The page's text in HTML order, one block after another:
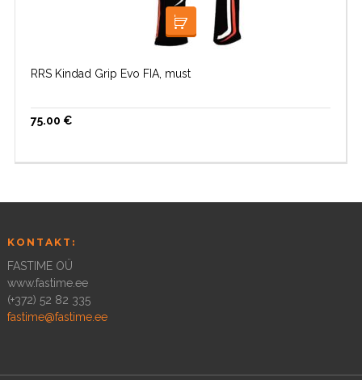
VALI
RRS Kindad Grip Evo FIA, must
75.00 €
KONTAKT:
FASTIME OÜ
www.fastime.ee
(+372) 52 82 335
fastime@fastime.ee